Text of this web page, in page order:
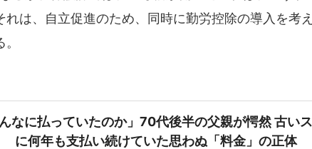
れは、自立促進のため、同時に勤労控除の導入を考
んなに払っていたのか」70代後半の父親が愕然 古い
に何年も支払い続けていた思わぬ「料金」の正体